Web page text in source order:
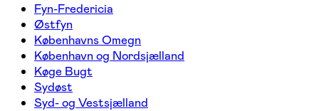
Fyn-Fredericia
Østfyn
Københavns Omegn
København og Nordsjælland
Køge Bugt
Sydøst
Syd- og Vestsjælland